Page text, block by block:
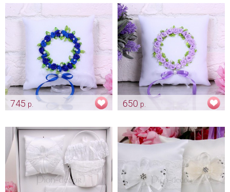
Арт: pod_0024
745 р.
Арт: pod_0038
650 р.